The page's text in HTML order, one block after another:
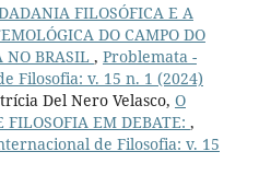
FILOSÓFICA E A
DO CAMPO DO
NO BRASIL , Problemata -
Filosofia: v. 15 n. 1 (2024)
Del Nero Velasco, O
FILOSOFIA EM DEBATE: ,
de Filosofia: v. 15